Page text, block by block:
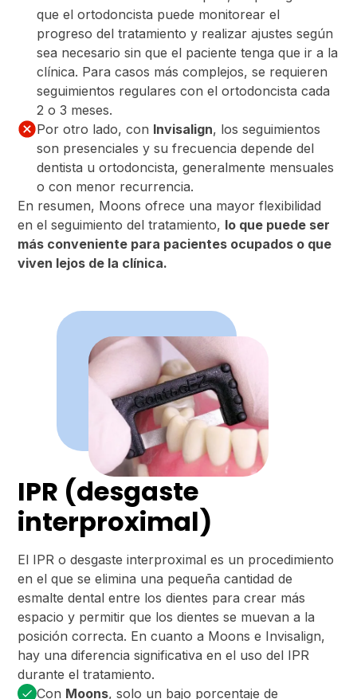
que el ortodoncista puede monitorear el
progreso del tratamiento y realizar ajustes según
sea necesario sin que el paciente tenga que ir a la
clínica. Para casos más complejos, se requieren
seguimientos regulares con el ortodoncista cada
2 o 3 meses.
Por otro lado, con Invisalign, los seguimientos
son presenciales y su frecuencia depende del
dentista u ortodoncista, generalmente mensuales
o con menor recurrencia.
En resumen, Moons ofrece una mayor flexibilidad
en el seguimiento del tratamiento, lo que puede ser
más conveniente para pacientes ocupados o que
viven lejos de la clínica.
IPR (desgaste
interproximal)
El IPR o desgaste interproximal es un procedimiento
en el que se elimina una pequeña cantidad de
esmalte dental entre los dientes para crear más
espacio y permitir que los dientes se muevan a la
posición correcta. En cuanto a Moons e Invisalign,
hay una diferencia significativa en el uso del IPR
durante el tratamiento.
Con Moons, solo un bajo porcentaje de